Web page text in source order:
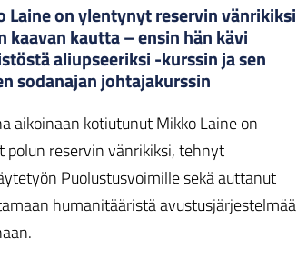
Laine on ylentynyt reservin vänrikiksi
kaavan kautta – ensin hän kävi
aliupseeriksi -kurssin ja sen
sodanajan johtajakurssin
aikoinaan kotiutunut Mikko Laine on
polun reservin vänrikiksi, tehnyt
Puolustusvoimille sekä auttanut
humanitääristä avustusjärjestelmää